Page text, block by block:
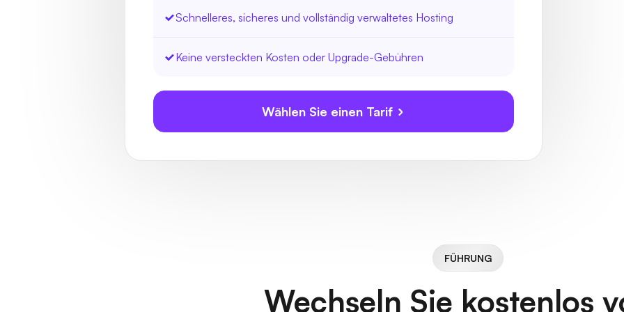
Schnelleres, sicheres und vollständig verwaltetes Hosting
Keine versteckten Kosten oder Upgrade-Gebühren
Wählen Sie einen Tarif
FÜHRUNG
Wechseln Sie kostenlos